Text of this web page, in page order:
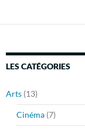
LES CATÉGORIES
Arts (13)
Cinéma (7)